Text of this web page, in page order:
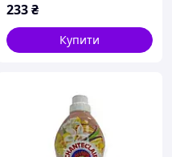
233₴
Купити